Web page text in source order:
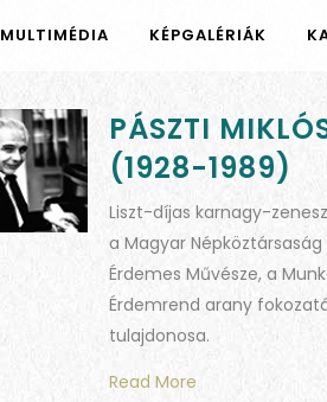
MULTIMÉDIA KÉPGALÉRIÁK
PÁSZTI
(1928-1989)
Liszt-díjas karnagy-
a Magyar Népköztársaság
Érdemes Művésze, a
Érdemrend arany
tulajdonosa.
Read More